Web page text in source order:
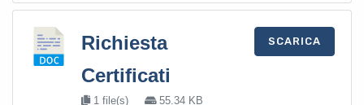
Richiesta
Certificati
1 file(s) 55.34 KB
SCARICA